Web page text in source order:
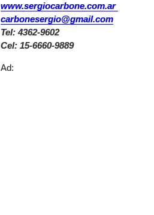
www.sergiocarbone.com.ar
carbonesergio@gmail.com
Tel: 4362-9602
Cel: 15-6660-9889
Ad: